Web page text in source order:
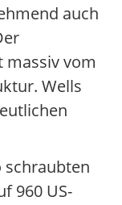
auch
massiv vom
Wells
schraubten
960 US-